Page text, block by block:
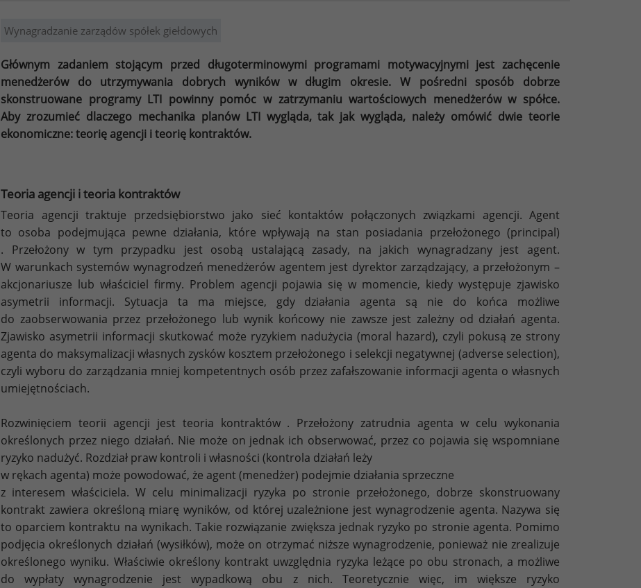
Wynagradzanie zarządów spółek giełdowych
Głównym zadaniem stojącym przed długoterminowymi programami motywacyjnymi jest zachęcenie
menedżerów do utrzymywania dobrych wyników w długim okresie. W pośredni sposób dobrze
skonstruowane programy LTI powinny pomóc w zatrzymaniu wartościowych menedżerów w spółce.
Aby zrozumieć dlaczego mechanika planów LTI wygląda, tak jak wygląda, należy omówić dwie teorie
ekonomiczne: teorię agencji i teorię kontraktów.
Teoria agencji i teoria kontraktów
Teoria agencji traktuje przedsiębiorstwo jako sieć kontaktów połączonych związkami agencji. Agent
to osoba podejmująca pewne działania, które wpływają na stan posiadania przełożonego (principal)
. Przełożony w tym przypadku jest osobą ustalającą zasady, na jakich wynagradzany jest agent.
W warunkach systemów wynagrodzeń menedżerów agentem jest dyrektor zarządzający, a przełożonym –
akcjonariusze lub właściciel firmy. Problem agencji pojawia się w momencie, kiedy występuje zjawisko
asymetrii informacji. Sytuacja ta ma miejsce, gdy działania agenta są nie do końca możliwe
do zaobserwowania przez przełożonego lub wynik końcowy nie zawsze jest zależny od działań agenta.
Zjawisko asymetrii informacji skutkować może ryzykiem nadużycia (moral hazard), czyli pokusą ze strony
agenta do maksymalizacji własnych zysków kosztem przełożonego i selekcji negatywnej (adverse selection),
czyli wyboru do zarządzania mniej kompetentnych osób przez zafałszowanie informacji agenta o własnych
umiejętnościach.
Rozwinięciem teorii agencji jest teoria kontraktów . Przełożony zatrudnia agenta w celu wykonania
określonych przez niego działań. Nie może on jednak ich obserwować, przez co pojawia się wspomniane
ryzyko nadużyć. Rozdział praw kontroli i własności (kontrola działań leży
w rękach agenta) może powodować, że agent (menedżer) podejmie działania sprzeczne
z interesem właściciela. W celu minimalizacji ryzyka po stronie przełożonego, dobrze skonstruowany
kontrakt zawiera określoną miarę wyników, od której uzależnione jest wynagrodzenie agenta. Nazywa się
to oparciem kontraktu na wynikach. Takie rozwiązanie zwiększa jednak ryzyko po stronie agenta. Pomimo
podjęcia określonych działań (wysiłków), może on otrzymać niższe wynagrodzenie, ponieważ nie zrealizuje
określonego wyniku. Właściwie określony kontrakt uwzględnia ryzyka leżące po obu stronach, a możliwe
do wypłaty wynagrodzenie jest wypadkową obu z nich. Teoretycznie więc, im większe ryzyko